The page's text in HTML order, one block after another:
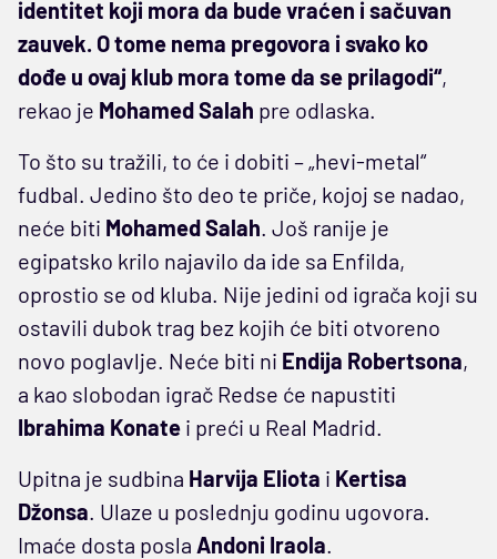
identitet koji mora da bude vraćen i sačuvan
zauvek. O tome nema pregovora i svako ko
dođe u ovaj klub mora tome da se prilagodi“,
rekao je Mohamed Salah pre odlaska.
To što su tražili, to će i dobiti – „hevi-metal“
fudbal. Jedino što deo te priče, kojoj se nadao,
neće biti Mohamed Salah. Još ranije je
egipatsko krilo najavilo da ide sa Enfilda,
oprostio se od kluba. Nije jedini od igrača koji su
ostavili dubok trag bez kojih će biti otvoreno
novo poglavlje. Neće biti ni Endija Robertsona,
a kao slobodan igrač Redse će napustiti
Ibrahima Konate i preći u Real Madrid.
Upitna je sudbina Harvija Eliota i Kertisa
Džonsa. Ulaze u poslednju godinu ugovora.
Imaće dosta posla Andoni Iraola.